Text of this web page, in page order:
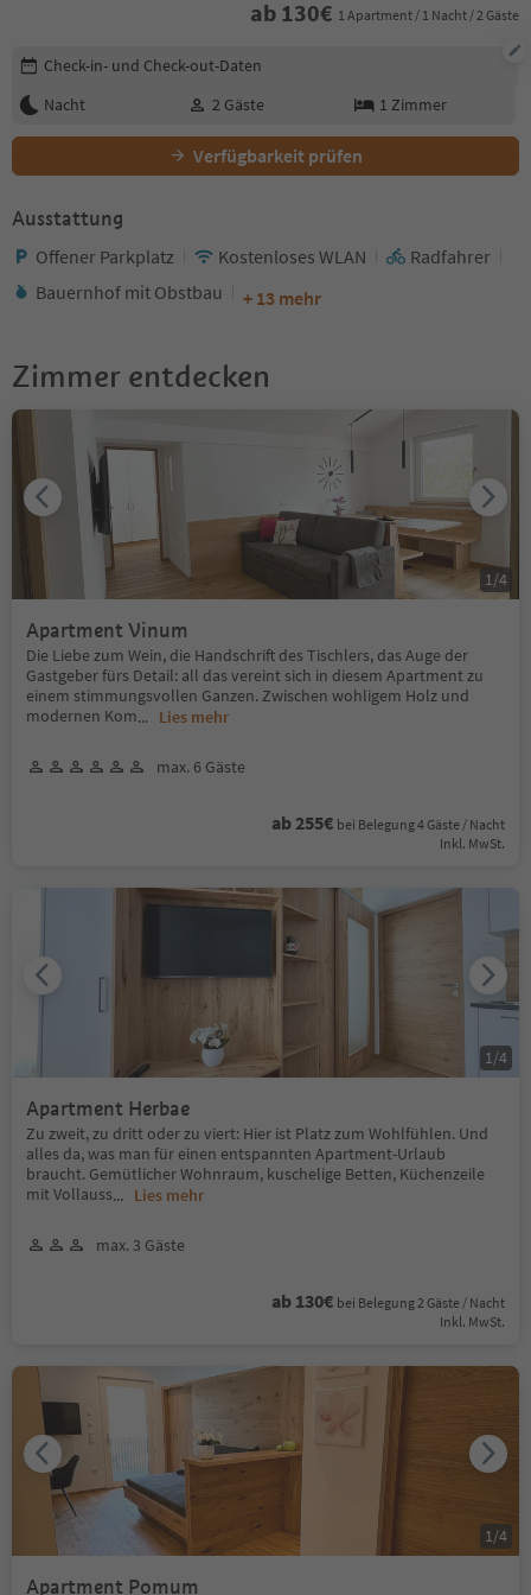
ab 130€ 1 Apartment / 1 Nacht / 2 Gäste
Buchungsdetails bearbeiten
Check-in- und Check-out-Daten
Nacht
2 Gäste 1 Zimmer
Verfügbarkeit prüfen
Ausstattung
Offener Parkplatz Kostenloses WLAN
Radfahrer
Bauernhof mit Obstbau
+ 13 mehr
Zimmer entdecken
Apartment Vinum
Die Liebe zum Wein, die Handschrift des Tischlers, das Auge der
Gastgeber fürs Detail: all das vereint sich in diesem Apartment zu
einem stimmungsvollen Ganzen. Zwischen wohligem Holz und
modernen Kom... Lies mehr
max. 6 Gäste
ab 255€ bei Belegung 4 Gäste / Nacht
Inkl. MwSt.
1 /4
Apartment Herbae
Zu zweit, zu dritt oder zu viert: Hier ist Platz zum Wohlfühlen. Und
alles da, was man für einen entspannten Apartment-Urlaub
braucht. Gemütlicher Wohnraum, kuschelige Betten, Küchenzeile
mit Vollauss... Lies mehr
max. 3 Gäste
ab 130€ bei Belegung 2 Gäste / Nacht
Inkl. MwSt.
1 /4
Apartment Pomum
1 /4